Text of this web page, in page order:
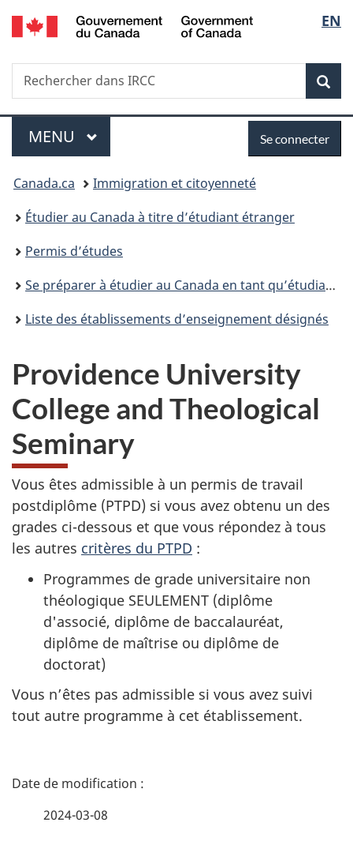
Passer
au
Passer
à
du
Passer
à
simplifiée
de
la
EN
Recherche
Rechercher
dans
Menu
MENU PRINCIPAL
connecter
Se connecter
Vous
êtes
ici :
Canada.ca
Immigration et citoyenneté
Étudier au Canada à titre d’étudiant étranger
Permis d’études
Se préparer à étudier au Canada en tant qu’étudiant étranger
Liste des établissements d’enseignement désignés
Providence University
College and Theological
Seminary
Vous êtes admissible à un permis de travail
postdiplôme (PTPD) si vous avez obtenu un des
grades ci-dessous et que vous répondez à tous
les autres critères du PTPD :
Programmes de grade universitaire non
théologique SEULEMENT (diplôme
d'associé, diplôme de baccalauréat,
diplôme de maîtrise ou diplôme de
doctorat)
Vous n’êtes pas admissible si vous avez suivi
tout autre programme à cet établissement.
D
2024-03-08